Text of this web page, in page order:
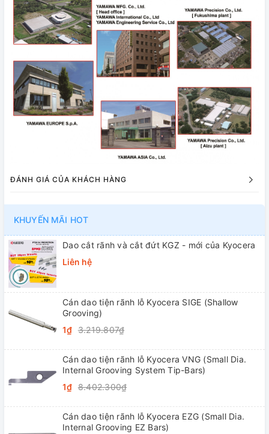
ĐÁNH GIÁ CỦA KHÁCH HÀNG
KHUYẾN MÃI HOT
Dao cắt rãnh và cắt đứt KGZ - mới của Kyocera
Liên hệ
Cán dao tiện rãnh lỗ Kyocera SIGE (Shallow
Grooving)
1₫ 3.219.807₫
Cán dao tiện rãnh lỗ Kyocera VNG (Small Dia.
Internal Grooving System Tip-Bars)
1₫ 8.402.300₫
Cán dao tiện rãnh lỗ Kyocera EZG (Small Dia.
Internal Grooving EZ Bars)